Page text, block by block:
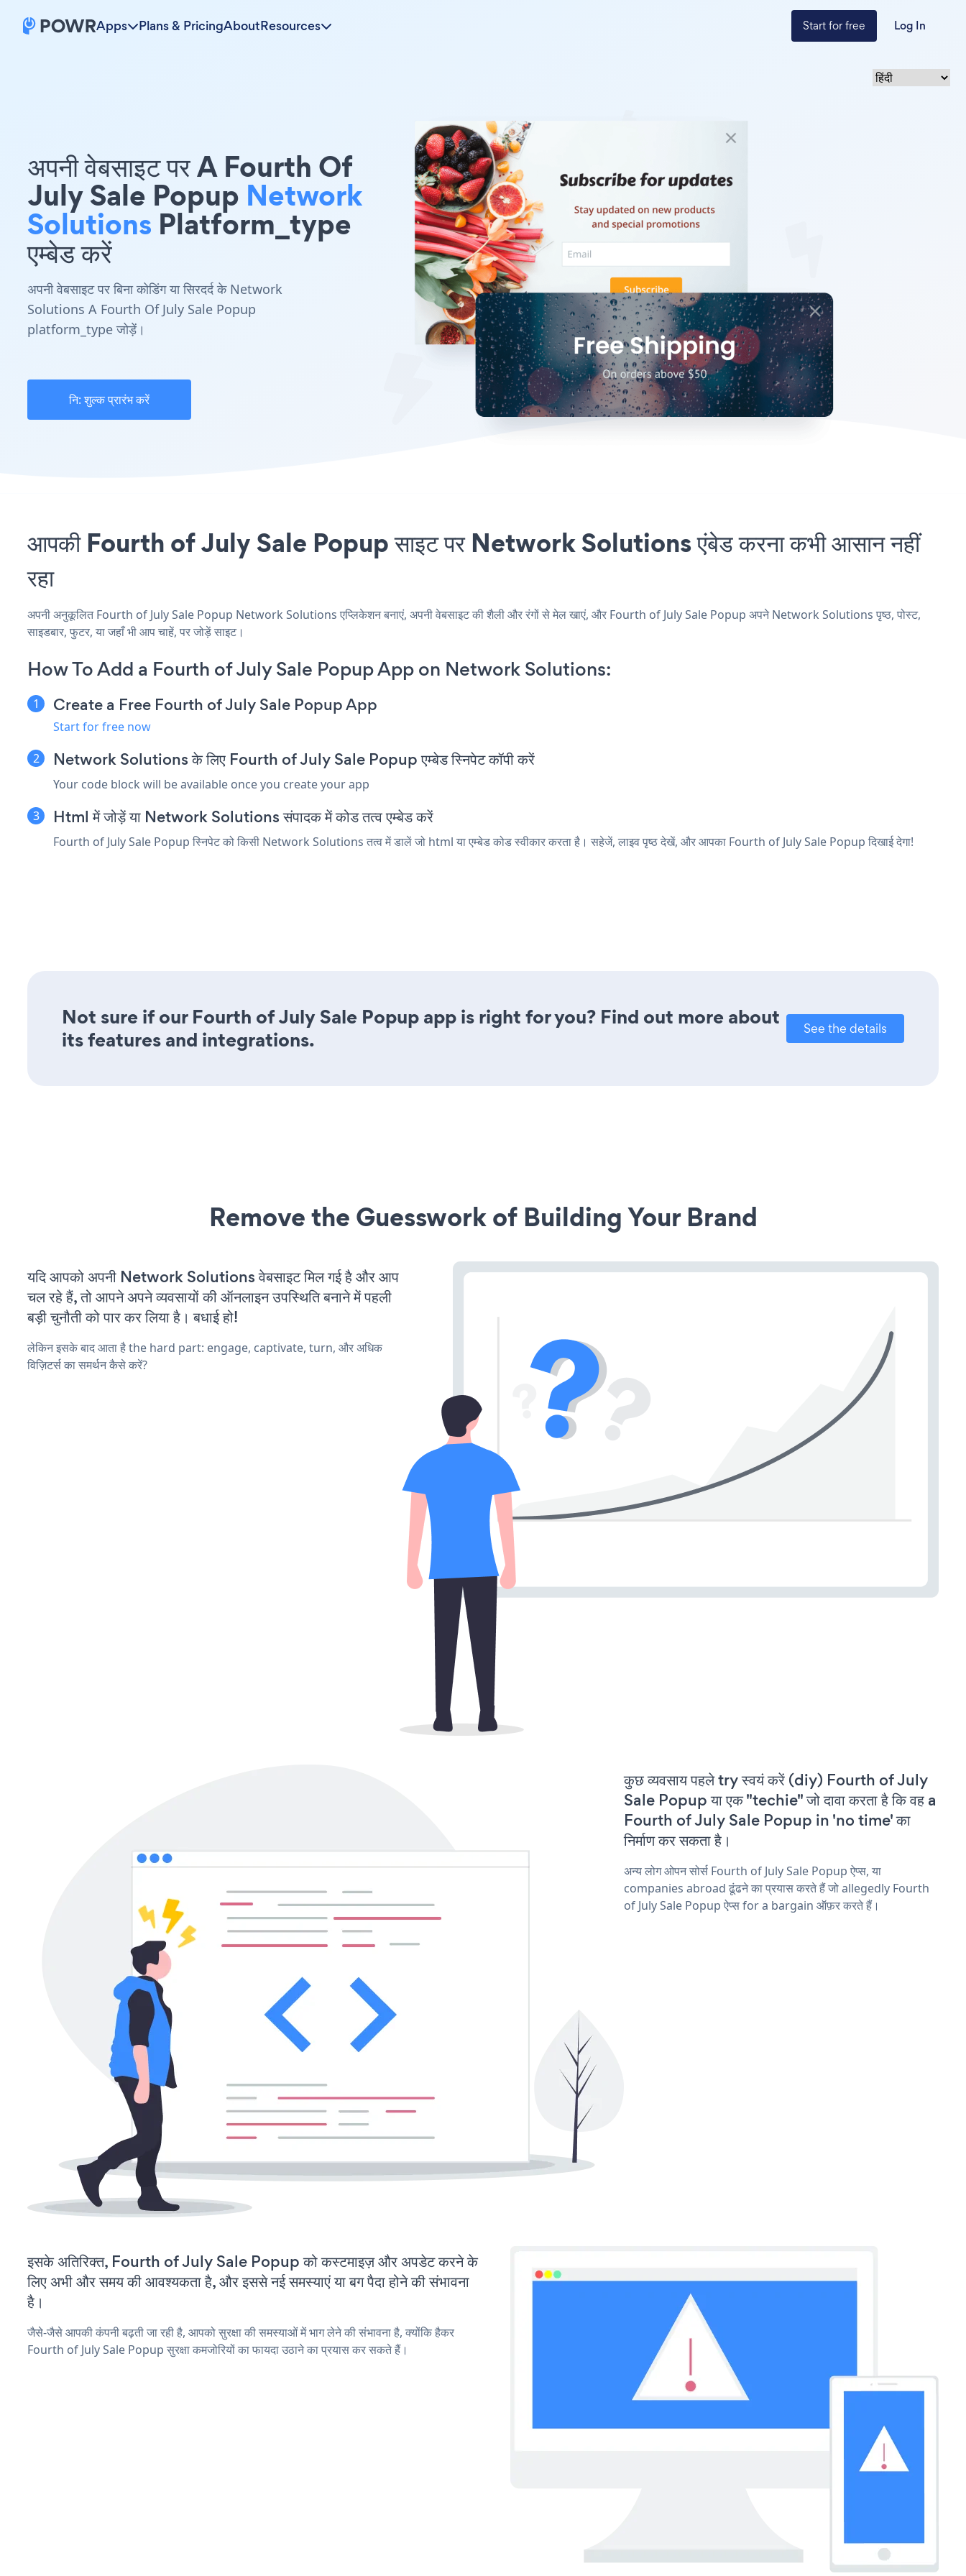
Apps Plans & PricingAboutResources Start for free Log In
अपनी वेबसाइट पर A Fourth Of
July Sale Popup Network
Solutions Platform_type
एम्बेड करें
अपनी वेबसाइट पर बिना कोडिंग या सिरदर्द के Network
Solutions A Fourth Of July Sale Popup
platform_type जोड़ें।
नि: शुल्क प्रारंभ करें
आपकी Fourth of July Sale Popup साइट पर Network Solutions एंबेड करना कभी आसान नहीं
रहा
अपनी अनुकूलित Fourth of July Sale Popup Network Solutions एप्लिकेशन बनाएं, अपनी वेबसाइट की शैली और रंगों से मेल खाएं, और Fourth of July Sale Popup अपने Network Solutions पृष्ठ, पोस्ट,
साइडबार, फुटर, या जहाँ भी आप चाहें, पर जोड़ें साइट।
How To Add a Fourth of July Sale Popup App on Network Solutions:
Create a Free Fourth of July Sale Popup App
Start for free now
Network Solutions के लिए Fourth of July Sale Popup एम्बेड स्निपेट कॉपी करें
Your code block will be available once you create your app
Html में जोड़ें या Network Solutions संपादक में कोड तत्व एम्बेड करें
Fourth of July Sale Popup स्निपेट को किसी Network Solutions तत्व में डालें जो html या एम्बेड कोड स्वीकार करता है। सहेजें, लाइव पृष्ठ देखें, और आपका Fourth of July Sale Popup दिखाई देगा!
Not sure if our Fourth of July Sale Popup app is right for you? Find out more about
its features and integrations.
See the details
Remove the Guesswork of Building Your Brand
यदि आपको अपनी Network Solutions वेबसाइट मिल गई है और आप
चल रहे हैं, तो आपने अपने व्यवसायों की ऑनलाइन उपस्थिति बनाने में पहली
बड़ी चुनौती को पार कर लिया है। बधाई हो!
लेकिन इसके बाद आता है the hard part: engage, captivate, turn, और अधिक
विज़िटर्स का समर्थन कैसे करें?
कुछ व्यवसाय पहले try स्वयं करें (diy) Fourth of July
Sale Popup या एक "techie" जो दावा करता है कि वह a
Fourth of July Sale Popup in 'no time' का
निर्माण कर सकता है।
अन्य लोग ओपन सोर्स Fourth of July Sale Popup ऐप्स, या
companies abroad ढूंढने का प्रयास करते हैं जो allegedly Fourth
of July Sale Popup ऐप्स for a bargain ऑफ़र करते हैं।
इसके अतिरिक्त, Fourth of July Sale Popup को कस्टमाइज़ और अपडेट करने के
लिए अभी और समय की आवश्यकता है, और इससे नई समस्याएं या बग पैदा होने की संभावना
है।
जैसे-जैसे आपकी कंपनी बढ़ती जा रही है, आपको सुरक्षा की समस्याओं में भाग लेने की संभावना है, क्योंकि हैकर
Fourth of July Sale Popup सुरक्षा कमजोरियों का फायदा उठाने का प्रयास कर सकते हैं।